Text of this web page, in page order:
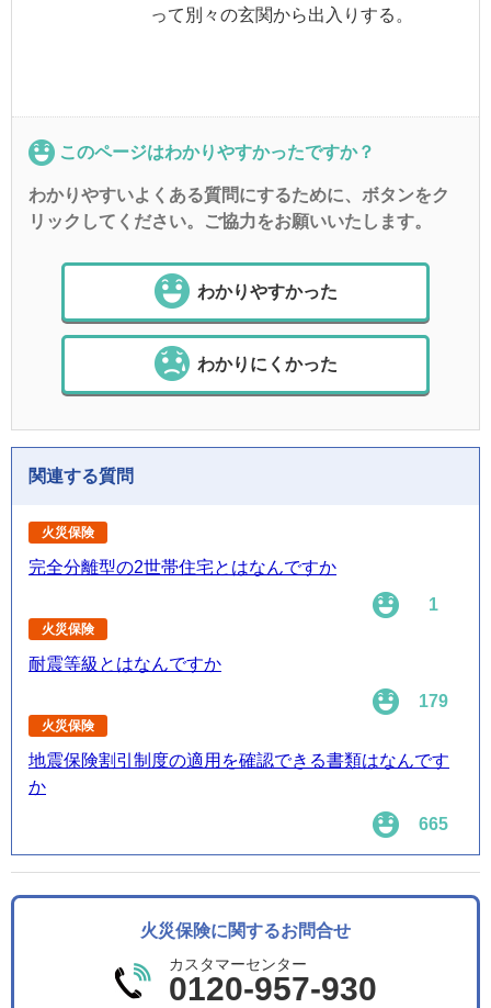
って別々の玄関から出入りする。
このページはわかりやすかったですか？
わかりやすいよくある質問にするために、ボタンをク
リックしてください。ご協力をお願いいたします。
わかりやすかった
わかりにくかった
関連する質問
火災保険
完全分離型の2世帯住宅とはなんですか
1
火災保険
耐震等級とはなんですか
179
火災保険
地震保険割引制度の適用を確認できる書類はなんです
か
665
火災保険に関するお問合せ
カスタマーセンター
0120-957-930